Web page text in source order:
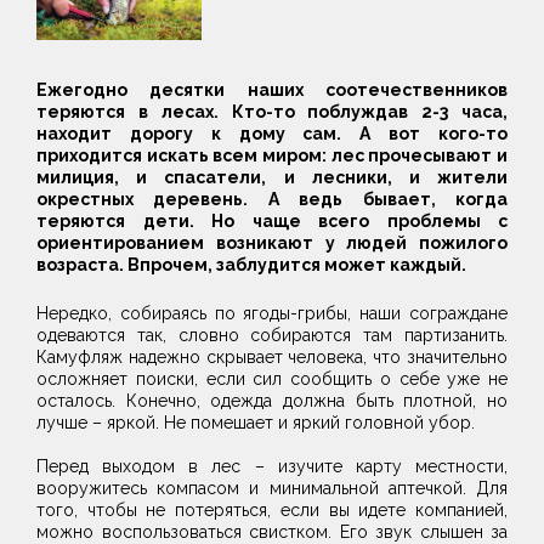
Ежегодно десятки наших соотечественников
теряются в лесах. Кто-то поблуждав 2-3 часа,
находит дорогу к дому сам. А вот кого-то
приходится искать всем миром: лес прочесывают и
милиция, и спасатели, и лесники, и жители
окрестных деревень. А ведь бывает, когда
теряются дети. Но чаще всего проблемы с
ориентированием возникают у людей пожилого
возраста. Впрочем, заблудится может каждый.
Нередко, собираясь по ягоды-грибы, наши сограждане
одеваются так, словно собираются там партизанить.
Камуфляж надежно скрывает человека, что значительно
осложняет поиски, если сил сообщить о себе уже не
осталось. Конечно, одежда должна быть плотной, но
лучше – яркой. Не помешает и яркий головной убор.
Перед выходом в лес – изучите карту местности,
вооружитесь компасом и минимальной аптечкой. Для
того, чтобы не потеряться, если вы идете компанией,
можно воспользоваться свистком. Его звук слышен за